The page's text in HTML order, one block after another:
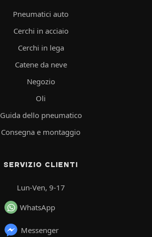
Pneumatici auto
Cerchi in acciaio
Cerchi in lega
Catene da neve
Negozio
Oli
Guida dello pneumatico
Consegna e montaggio
SERVIZIO CLIENTI
Lun-Ven, 9-17
WhatsApp
Messenger